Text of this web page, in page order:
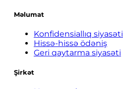
Məlumat
Konfidensiallıq siyasəti
Hissə-hissə ödəniş
Geri qaytarma siyasəti
Şirkət